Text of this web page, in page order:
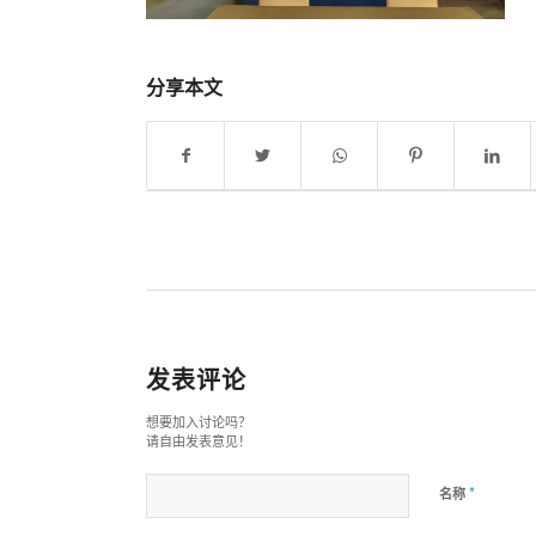
分享本文
发表评论
想要加入讨论吗？
请自由发表意见！
名称 *